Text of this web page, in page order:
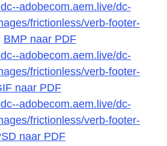
adobecom.aem.live/dc-
frictionless/verb-footer-
BMP naar PDF
adobecom.aem.live/dc-
frictionless/verb-footer-
naar PDF
adobecom.aem.live/dc-
frictionless/verb-footer-
naar PDF